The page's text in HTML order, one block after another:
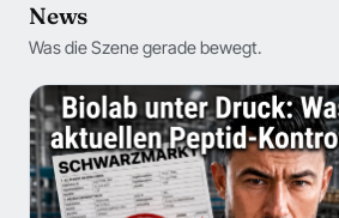
News
Was die Szene gerade bewegt.